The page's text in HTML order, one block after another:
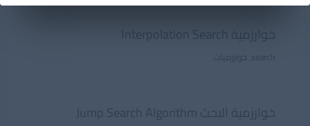
خوارزمية Interpolation Search
search خوارزميات
خوارزمية البحث Jump Search Algorithm